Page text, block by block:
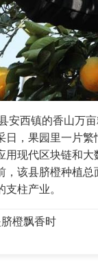
安西镇的香山万
日，果园里一片
用现代区块链和大
，该县脐橙种植总
柱产业。
橙飘香时